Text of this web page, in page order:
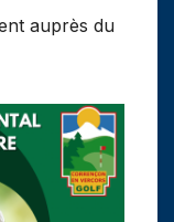
auprès du